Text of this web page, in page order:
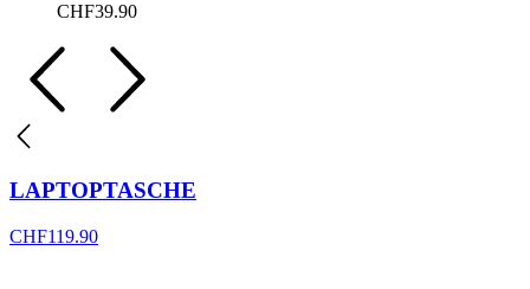
CHF39.90
LAPTOPTASCHE
CHF119.90